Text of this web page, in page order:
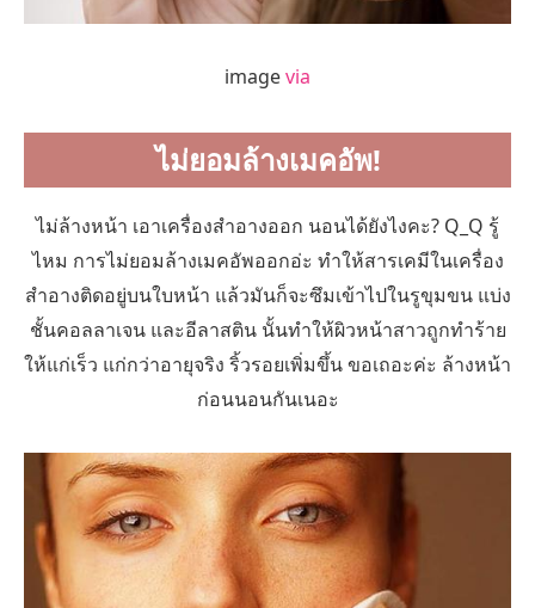
imagevia
ไม่ยอมล้างเมคอัพ!
ไม่ล้างหน้า เอาเครื่องสำอางออก นอนได้ยังไงคะ? Q_Q รู้
ไหม การไม่ยอมล้างเมคอัพออกอ่ะ ทำให้สารเคมีในเครื่อง
สำอางติดอยู่บนใบหน้า แล้วมันก็จะซึมเข้าไปในรูขุมขน แบ่ง
ชั้นคอลลาเจน และอีลาสติน นั้นทำให้ผิวหน้าสาวถูกทำร้าย
ให้แก่เร็ว แก่กว่าอายุจริง ริ้วรอยเพิ่มขึ้น ขอเถอะค่ะ ล้างหน้า
ก่อนนอนกันเนอะ